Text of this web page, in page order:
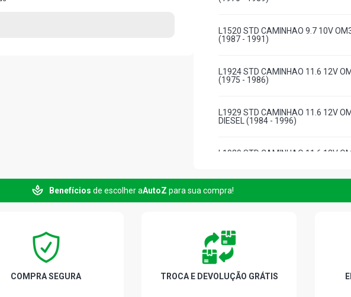
L1520 STD CAMINHAO 9.7 10V
(1987 - 1991)
L1924 STD CAMINHAO 11.6 12V
(1975 - 1986)
L1929 STD CAMINHAO 11.6 12V
DIESEL (1984 - 1996)
L1929 STD CAMINHAO 11.6 12V
L2219 STD CAMINHAO 9.7 10V
(1981 - 1989)
L2220 STD CAMINHAO 9.7 10V
(1987 - 1991)
LA1519 STD CAMINHAO 9.7 10V
(1971 - 1980)
Benefícios de escolher aAutoZ para sua compra!
COMPRA SEGURA TROCA E DEVOLUÇÃO GRÁTIS